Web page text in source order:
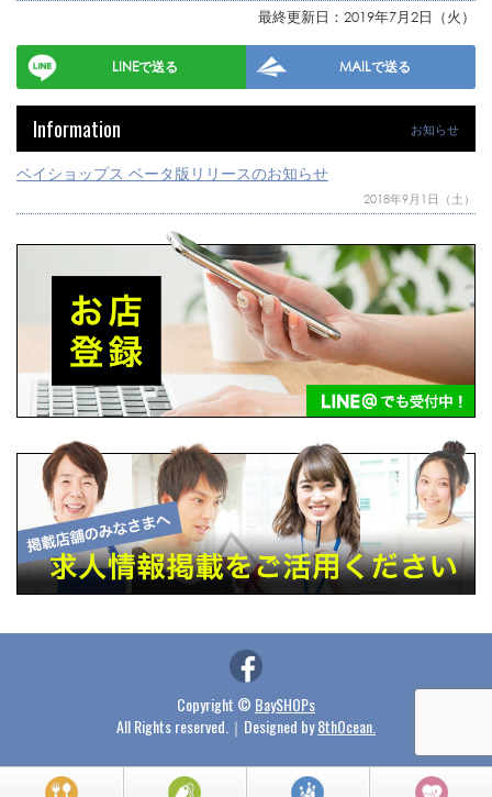
最終更新日：2019年7月2日（火）
LINEで送る MAILで送る
Information お知らせ
ベイショップス ベータ版リリースのお知らせ
2018年9月1日（土）
Copyright © BaySHOPs
All Rights reserved.｜Designed by8thOcean.